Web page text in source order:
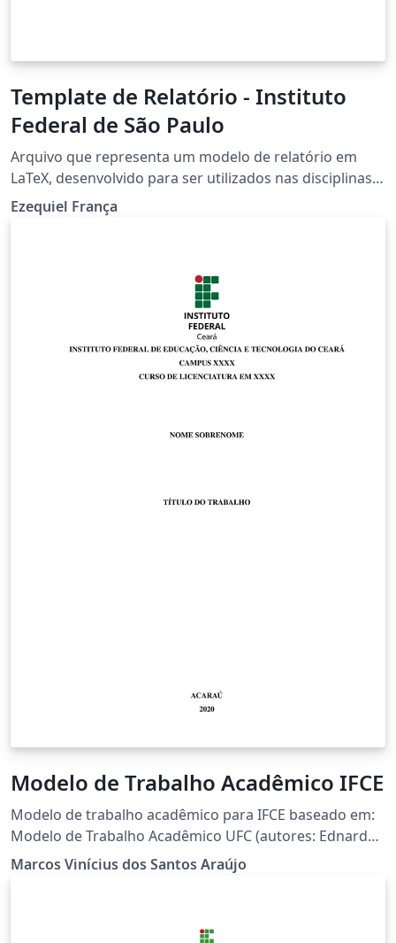
Template de Relatório - Instituto
Federal de São Paulo
Arquivo que representa um modelo de relatório em
LaTeX, desenvolvido para ser utilizados nas disciplinas
de laboratório no Curso Superior de Tecnologia em
Automação Industrial.
Ezequiel França
Modelo de Trabalho Acadêmico IFCE
Modelo de trabalho acadêmico para IFCE baseado em:
Modelo de Trabalho Acadêmico UFC (autores: Ednardo
Moreira Rodrigues; Alan Batista de Oliveira)
Marcos Vinícius dos Santos Araújo